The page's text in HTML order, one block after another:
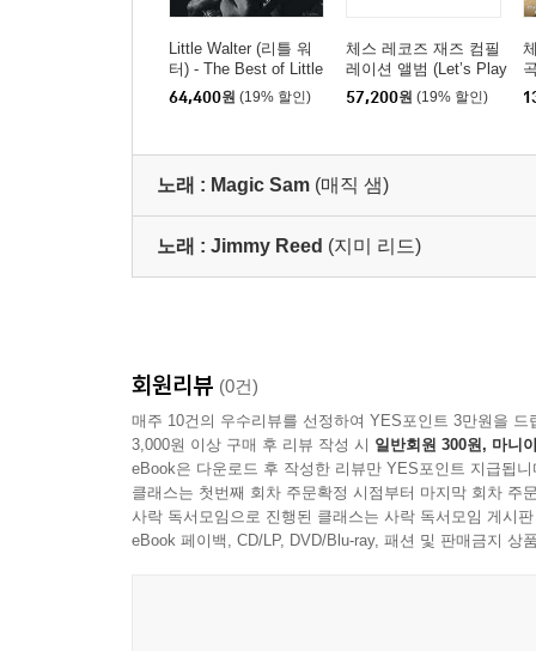
Little Walter (리틀 워
터) - The Best of Little
Walter [LP]
64,400원 (19% 할인)
체스 레코즈 재즈 컴필
레이션 앨범 (Let’s Play
Chess: A Chess Recor
ds Anthology) [2LP]
57,200원 (19% 할인)
노래 : Magic Sam (매직 샘)
노래 : Jimmy Reed (지미 리드)
회원리뷰 (0건)
매주 10건의 우수리뷰를 선정하여 YES포인트 3만원을 드
3,000원 이상 구매 후 리뷰 작성 시 일반회원 300원, 마니
eBook은 다운로드 후 작성한 리뷰만 YES포인트 지급됩니
클래스는 첫번째 회차 주문확정 시점부터 마지막 회차 주
사락 독서모임으로 진행된 클래스는 사락 독서모임 게시
eBook 페이백, CD/LP, DVD/Blu-ray, 패션 및 판매금지 상